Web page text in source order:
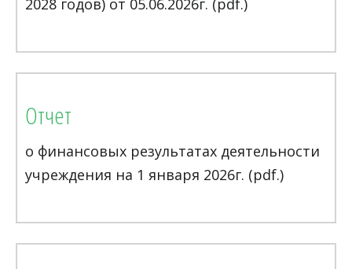
2028 годов) от 05.06.2026г. (pdf.)
Отчет
о финансовых результатах деятельности
учреждения на 1 января 2026г. (pdf.)